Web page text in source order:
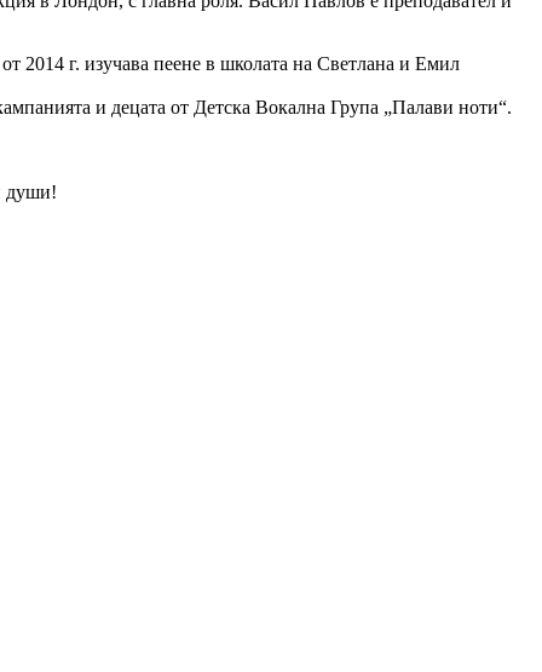
2014 г. изучава пеене в школата на Светлана и Емил
и децата от Детска Вокална Група „Палави ноти“.
души!